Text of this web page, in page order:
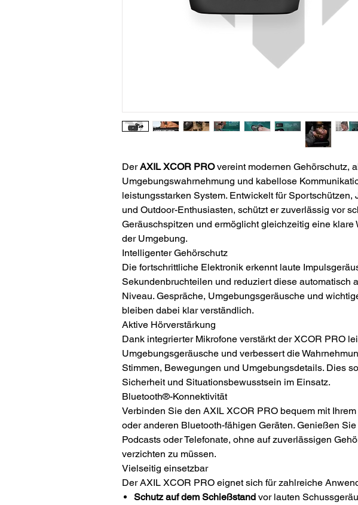
DerAXIL XCOR PROvereint modernen Gehörschutz,
Umgebungswahrnehmung und kabellose
leistungsstarken System. Entwickelt für Sportschützen,
und Outdoor-Enthusiasten, schützt er zuverlässig vor
Geräuschspitzen und ermöglicht gleichzeitig eine klare
der Umgebung.
Intelligenter Gehörschutz
Die fortschrittliche Elektronik erkennt laute
Sekundenbruchteilen und reduziert diese automatisch
Niveau. Gespräche, Umgebungsgeräusche und
bleiben dabei klar verständlich.
Aktive Hörverstärkung
Dank integrierter Mikrofone verstärkt der XCOR PRO
Umgebungsgeräusche und verbessert die
Stimmen, Bewegungen und Umgebungsdetails. Dies
Sicherheit und Situationsbewusstsein im Einsatz.
Bluetooth®-Konnektivität
Verbinden Sie den AXIL XCOR PRO bequem mit
oder anderen Bluetooth-fähigen Geräten. Genießen Sie
Podcasts oder Telefonate, ohne auf zuverlässigen
verzichten zu müssen.
Vielseitig einsetzbar
Der AXIL XCOR PRO eignet sich für zahlreiche
Schutz auf dem Schießstand vor lauten